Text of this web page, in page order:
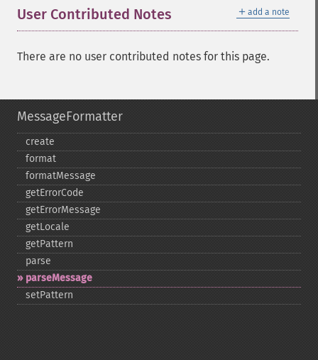
＋ add a note
User Contributed Notes
There are no user contributed notes for this page.
MessageFormatter
create
format
formatMessage
getErrorCode
getErrorMessage
getLocale
getPattern
parse
parseMessage
setPattern